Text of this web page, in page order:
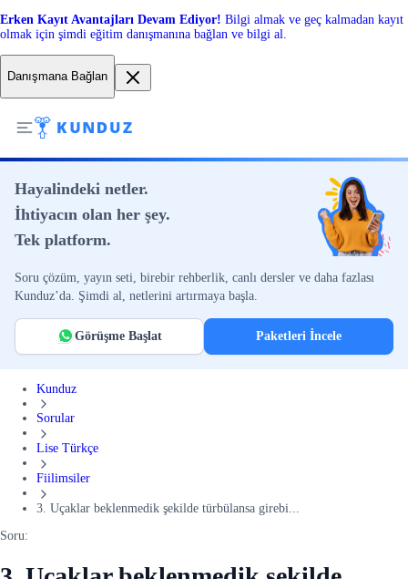
Erken Kayıt Avantajları Devam Ediyor! Bilgi almak ve geç kalmadan kayıt
olmak için şimdi eğitim danışmanına bağlan ve bilgi al.
Danışmana Bağlan
Hayalindeki netler.
İhtiyacın olan her şey.
Tek platform.
Soru çözüm, yayın seti, birebir rehberlik, canlı dersler ve daha fazlası
Kunduz’da. Şimdi al, netlerini artırmaya başla.
Görüşme Başlat Paketleri İncele
Kunduz
Sorular
Lise Türkçe
Fiilimsiler
3. Uçaklar beklenmedik şekilde türbülansa girebi...
Soru: